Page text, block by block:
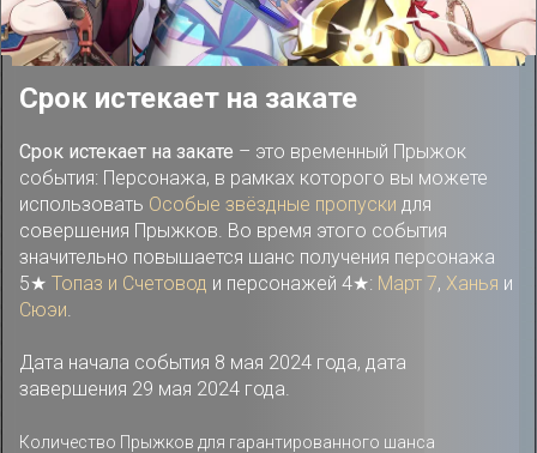
Срок истекает на закате
Срок истекает на закате – это временный Прыжок
события: Персонажа, в рамках которого вы можете
использовать Особые звёздные пропуски для
совершения Прыжков. Во время этого события
значительно повышается шанс получения персонажа
5★ Топаз и Счетовод и персонажей 4★: Март 7, Ханья и
Сюэи.
Дата начала события 8 мая 2024 года, дата
завершения 29 мая 2024 года.
Количество Прыжков для гарантированного шанса